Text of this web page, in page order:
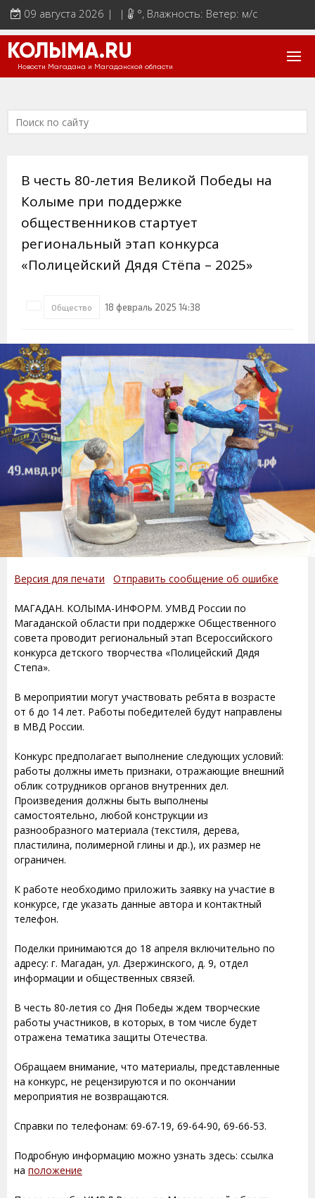
09 августа 2026 | | °, Влажность: Ветер: м/с
КОЛЫМА.RU
Новости Магадана и Магаданской области
В честь 80-летия Великой Победы на
Колыме при поддержке
общественников стартует
региональный этап конкурса
«Полицейский Дядя Стёпа – 2025»
Общество 18 февраль 2025 14:38
Версия для печати Отправить сообщение об ошибке
МАГАДАН. КОЛЫМА-ИНФОРМ. УМВД России по
Магаданской области при поддержке Общественного
совета проводит региональный этап Всероссийского
конкурса детского творчества «Полицейский Дядя
Степа».
В мероприятии могут участвовать ребята в возрасте
от 6 до 14 лет. Работы победителей будут направлены
в МВД России.
Конкурс предполагает выполнение следующих условий:
работы должны иметь признаки, отражающие внешний
облик сотрудников органов внутренних дел.
Произведения должны быть выполнены
самостоятельно, любой конструкции из
разнообразного материала (текстиля, дерева,
пластилина, полимерной глины и др.), их размер не
ограничен.
К работе необходимо приложить заявку на участие в
конкурсе, где указать данные автора и контактный
телефон.
Поделки принимаются до 18 апреля включительно по
адресу: г. Магадан, ул. Дзержинского, д. 9, отдел
информации и общественных связей.
В честь 80-летия со Дня Победы ждем творческие
работы участников, в которых, в том числе будет
отражена тематика защиты Отечества.
Обращаем внимание, что материалы, представленные
на конкурс, не рецензируются и по окончании
мероприятия не возвращаются.
Справки по телефонам: 69-67-19, 69-64-90, 69-66-53.
Подробную информацию можно узнать здесь: ссылка
на положение